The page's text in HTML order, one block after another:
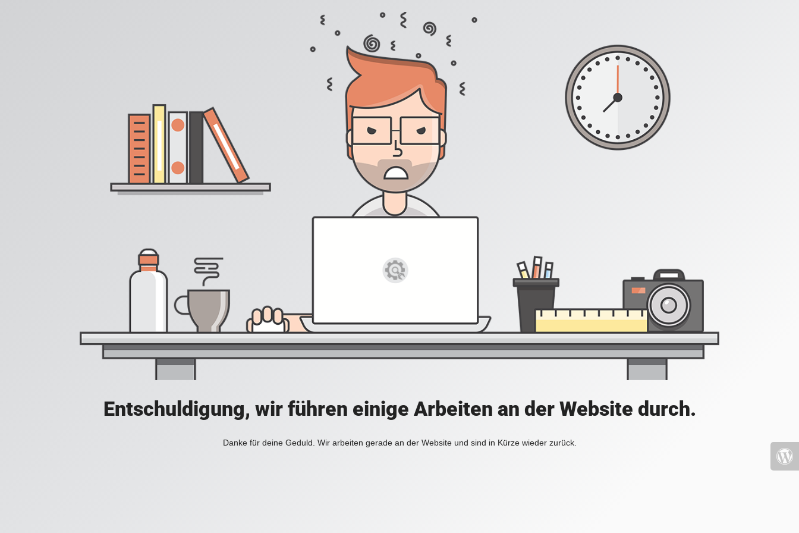
Entschuldigung, wir führen einige Arbeiten an der Website durch.
Danke für deine Geduld. Wir arbeiten gerade an der Website und sind in Kürze wieder zurück.